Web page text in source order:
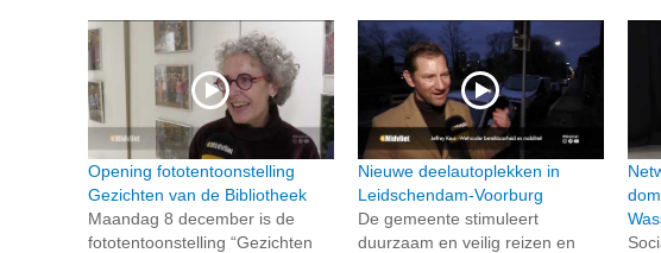
Opening fototentoonstelling
Gezichten van de Bibliotheek
Maandag 8 december is de
fototentoonstelling “Gezichten
Nieuwe deelautoplekken in
Leidschendam-Voorburg
De gemeente stimuleert
duurzaam en veilig reizen en